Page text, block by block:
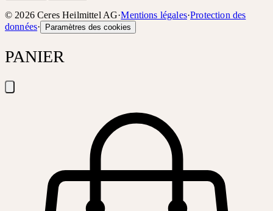
© 2026 Ceres Heilmittel AG·Mentions légales·Protection des
données· Paramètres des cookies
PANIER